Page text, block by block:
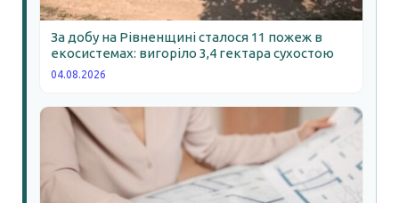
За добу на Рівненщині сталося 11 пожеж в
екосистемах: вигоріло 3,4 гектара сухостою
04.08.2026